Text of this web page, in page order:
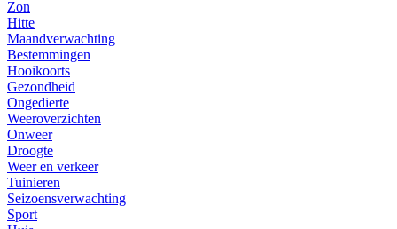
Zon
Hitte
Maandverwachting
Bestemmingen
Hooikoorts
Gezondheid
Ongedierte
Weeroverzichten
Onweer
Droogte
Weer en verkeer
Tuinieren
Seizoensverwachting
Sport